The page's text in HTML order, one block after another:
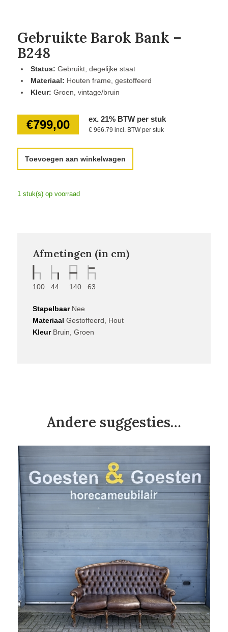
Gebruikte Barok Bank –
B248
Status: Gebruikt, degelijke staat
Materiaal: Houten frame, gestoffeerd
Kleur: Groen, vintage/bruin
€799,00 ex. 21% BTW per stuk
€ 966.79 incl. BTW per stuk
Toevoegen aan winkelwagen
1 stuk(s) op voorraad
Afmetingen (in cm)
100 44 140 63
StapelbaarNee
Materiaal Gestoffeerd, Hout
KleurBruin, Groen
Andere suggesties…